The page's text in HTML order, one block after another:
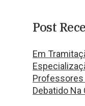
Post
Em
Professores
Debatido Na